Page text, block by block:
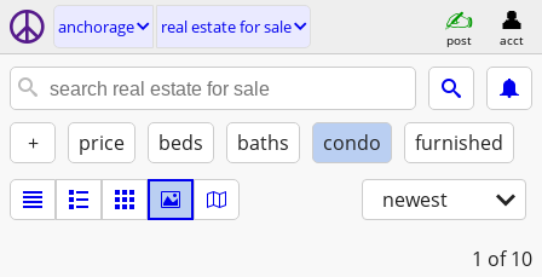
anchorage real estate for sale
post acct
+ price beds baths condo furnished
newest
1 of 10